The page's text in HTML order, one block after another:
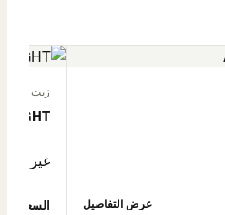
عرض التفاصيل
زيت عطري
غير
السعر